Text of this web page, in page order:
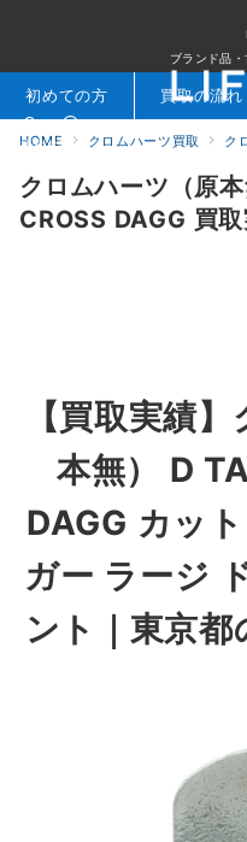
ブランド品
検索 お問合せ
初めての方 買取の流れ
HOME クロムハーツ買取 クロ
クロムハーツ（原
CROSS DAGG 買
【買取実績
本無） D
DAGG カッ
ガー ラージ
ント｜東京